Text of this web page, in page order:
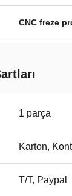
CNC freze
1 parça
Karton,
T/T, Paypal